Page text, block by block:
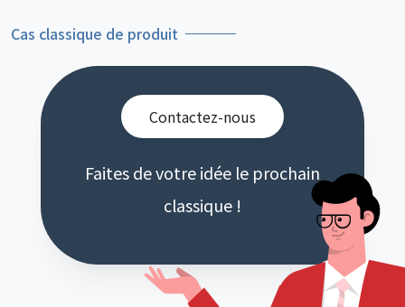
Cas classique de produit
Contactez-nous
Faites de votre idée le prochain
classique !